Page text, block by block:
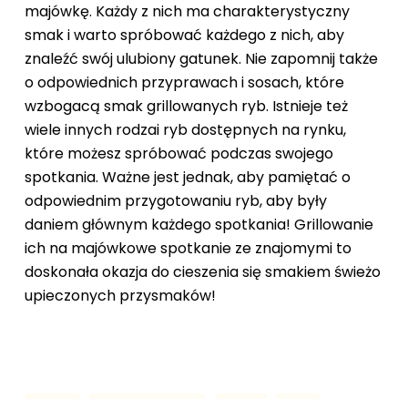
majówkę. Każdy z nich ma charakterystyczny
smak i warto spróbować każdego z nich, aby
znaleźć swój ulubiony gatunek. Nie zapomnij także
o odpowiednich przyprawach i sosach, które
wzbogacą smak grillowanych ryb. Istnieje też
wiele innych rodzai ryb dostępnych na rynku,
które możesz spróbować podczas swojego
spotkania. Ważne jest jednak, aby pamiętać o
odpowiednim przygotowaniu ryb, aby były
daniem głównym każdego spotkania! Grillowanie
ich na majówkowe spotkanie ze znajomymi to
doskonała okazja do cieszenia się smakiem świeżo
upieczonych przysmaków!